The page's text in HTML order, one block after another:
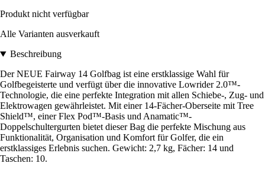
Produkt nicht verfügbar
Alle Varianten ausverkauft
Beschreibung
Der NEUE Fairway 14 Golfbag ist eine erstklassige Wahl für
Golfbegeisterte und verfügt über die innovative Lowrider 2.0™-
Technologie, die eine perfekte Integration mit allen Schiebe-, Zug- und
Elektrowagen gewährleistet. Mit einer 14-Fächer-Oberseite mit Tree
Shield™, einer Flex Pod™-Basis und Anamatic™-
Doppelschultergurten bietet dieser Bag die perfekte Mischung aus
Funktionalität, Organisation und Komfort für Golfer, die ein
erstklassiges Erlebnis suchen. Gewicht: 2,7 kg, Fächer: 14 und
Taschen: 10.